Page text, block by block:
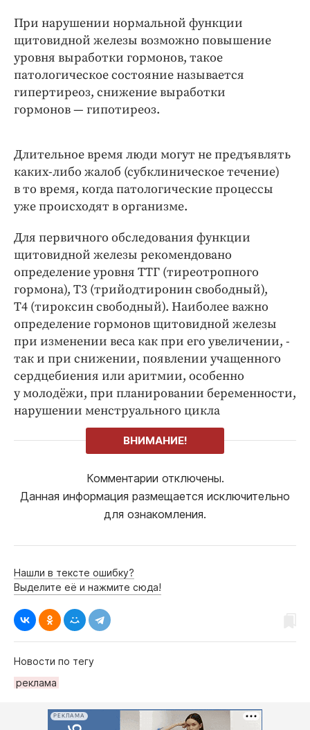
При нарушении нормальной функции
щитовидной железы возможно повышение
уровня выработки гормонов, такое
патологическое состояние называется
гипертиреоз, снижение выработки
гормонов — ​гипотиреоз.
Длительное время люди могут не предъявлять
каких-либо жалоб (субклиническое течение)
в то время, когда патологические процессы
уже происходят в организме.
Для первичного обследования функции
щитовидной железы ­рекомендовано
определение уровня ТТГ (тиреотропного
гормона), Т3 (трийодтиронин свободный),
Т4 (тироксин свободный). Наиболее важно
определение гормонов щитовидной железы
при изменении веса ­как при его увеличении, ­
так и при снижении, появлении учащенного
сердцебиения или аритмии, особенно
у молодёжи, при планировании беременности,
нарушении менструального цикла
ВНИМАНИЕ!
Комментарии отключены.
Данная информация размещается исключительно
для ознакомления.
Нашли в тексте ошибку?
Выделите её и нажмите сюда!
Новости по тегу
рeклама
РЕКЛАМА